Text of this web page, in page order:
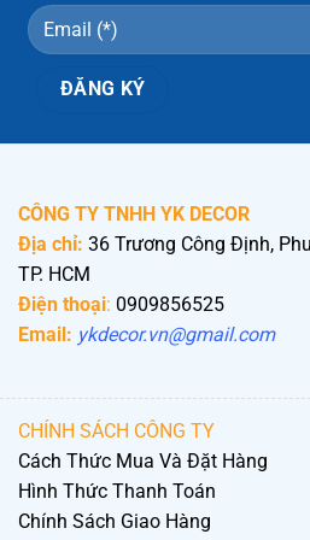
CÔNG TY TNHH YK DECOR
Địa chỉ: 36 Trương Công Định,
TP. HCM
Điện thoại: 0909856525
Email: ykdecor.vn@gmail.com
CHÍNH SÁCH CÔNG TY
Cách Thức Mua Và Đặt Hàng
Hình Thức Thanh Toán
Chính Sách Giao Hàng